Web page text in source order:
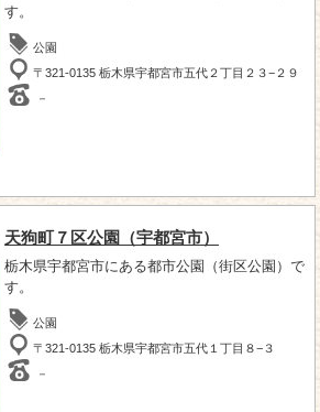
す。
公園
〒321-0135 栃木県宇都宮市五代２丁目２３−２９
－
天狗町７区公園（宇都宮市）
栃木県宇都宮市にある都市公園（街区公園）で
す。
公園
〒321-0135 栃木県宇都宮市五代１丁目８−３
－